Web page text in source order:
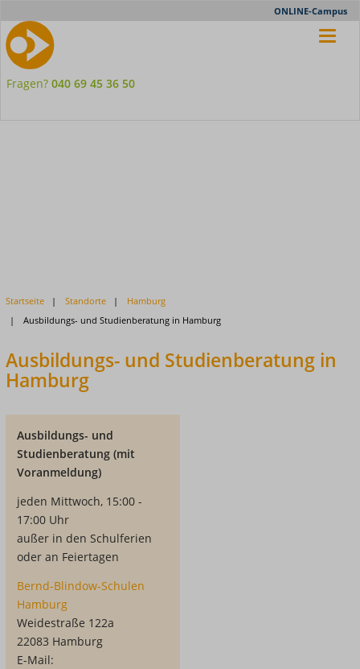
ONLINE-Campus
Fragen? 040 69 45 36 50
Startseite Standorte
Hamburg
Ausbildungs- und Studienberatung in Hamburg
Ausbildungs- und Studienberatung in
Hamburg
Ausbildungs- und
Studienberatung (mit
Voranmeldung)
jeden Mittwoch, 15:00 -
17:00 Uhr
außer in den Schulferien
oder an Feiertagen
Bernd-Blindow-Schulen
Hamburg
Weidestraße 122a
22083 Hamburg
E-Mail: